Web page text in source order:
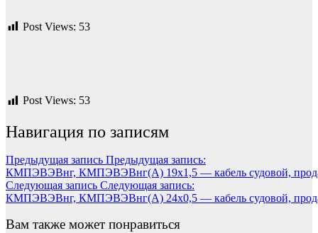
Post Views: 53
Post Views: 53
Навигация по записям
Предыдущая запись Предыдущая запись:
КМПЭВЭВнг, КМПЭВЭВнг(А) 19х1,5 — кабель судовой,
Следующая запись Следующая запись:
КМПЭВЭВнг, КМПЭВЭВнг(А) 24х0,5 — кабель судовой,
Вам также может понравиться